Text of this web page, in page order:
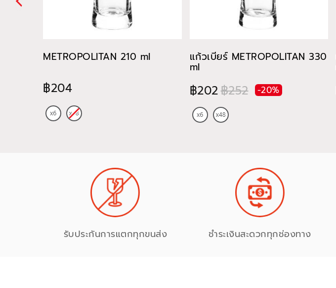
METROPOLITAN 210 ml
฿204
แก้วเบียร์ METROPOLITAN 330
ml
฿202฿252 -20%
รับประกันการแตกทุกขนส่ง ชำระเงินสะดวกทุกช่องทาง